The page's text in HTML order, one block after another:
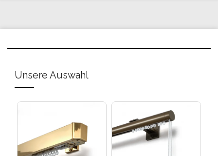
Unsere Auswahl